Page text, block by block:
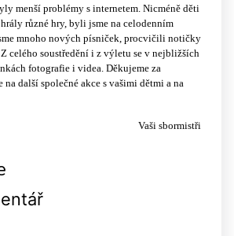
menší problémy s internetem. Nicméně děti
různé hry, byli jsme na celodenním
mnoho nových písniček, procvičili notičky
celého soustředění i z výletu se v nejbližších
fotografie i videa. Děkujeme za
na další společné akce s vašimi dětmi a na
Vaši sbormistři